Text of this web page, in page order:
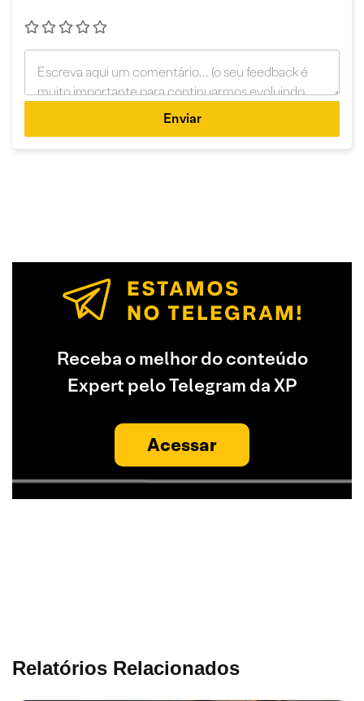
Enviar
Receba o melhor do conteúdo
Expert pelo Telegram da XP
Acessar
Relatórios Relacionados